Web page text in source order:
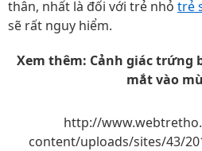
thân, nhất là đối với trẻ nhỏ trẻ
sẽ rất nguy hiểm.
Xem thêm: Cảnh giác trứng
mắt vào
http://
content/uploads/sites/43/